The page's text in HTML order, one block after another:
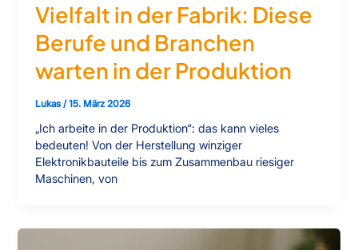
Vielfalt in der Fabrik: Diese
Berufe und Branchen
warten in der Produktion
Lukas/15. März 2026
„Ich arbeite in der Produktion“: das kann vieles
bedeuten! Von der Herstellung winziger
Elektronikbauteile bis zum Zusammenbau riesiger
Maschinen, von